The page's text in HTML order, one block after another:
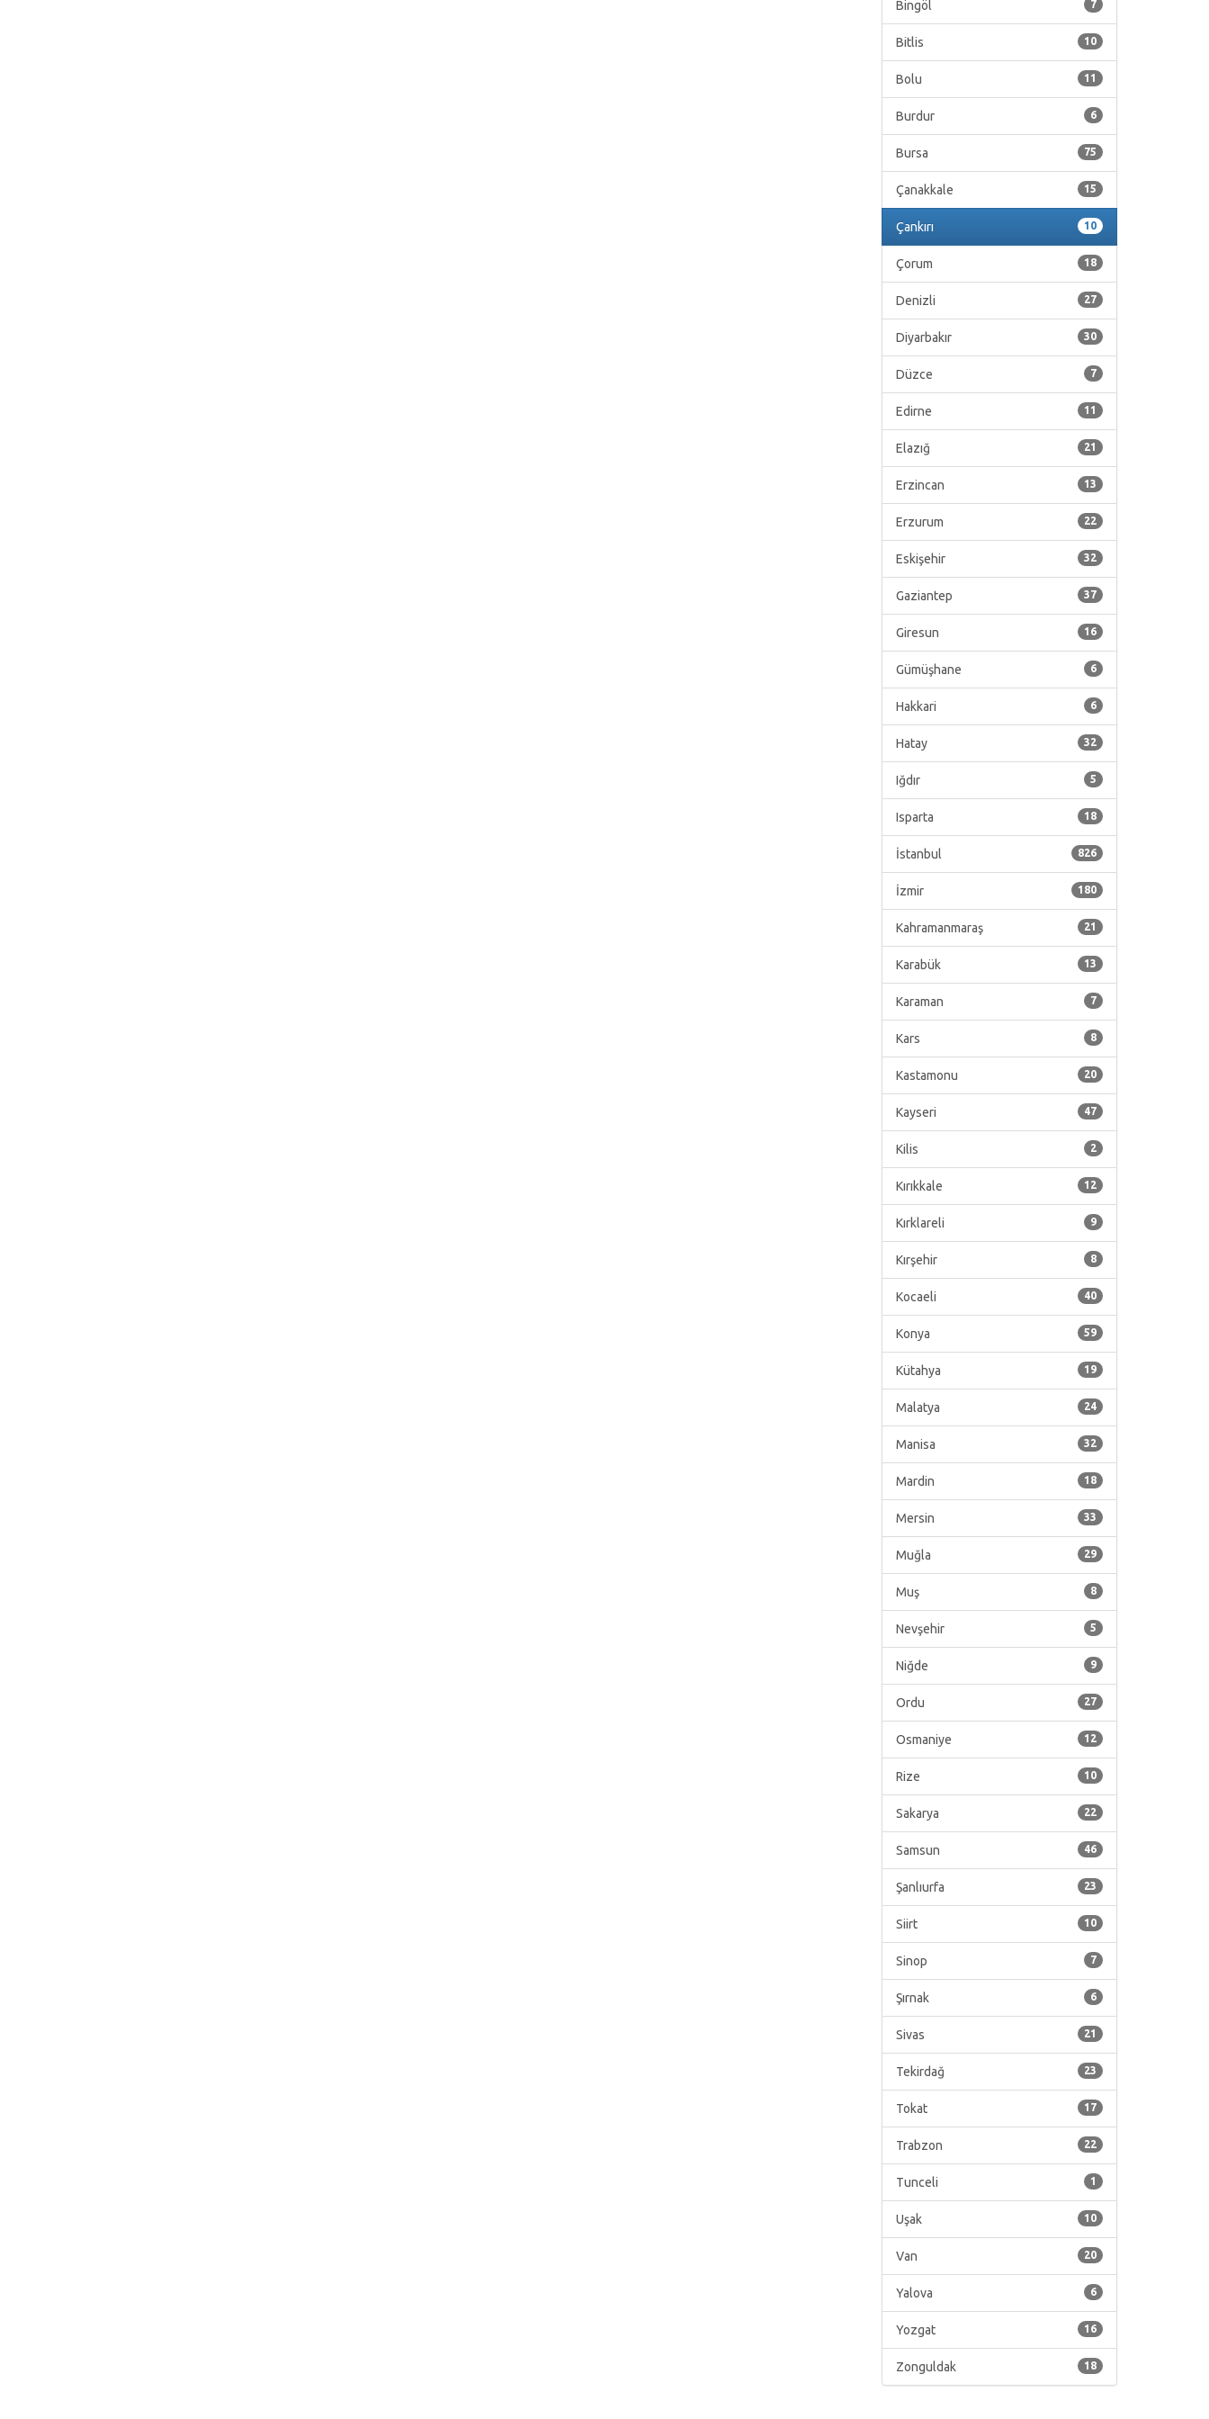
7
Bingöl
10
Bitlis
11
Bolu
6
Burdur
75
Bursa
15
Çanakkale
10
Çankırı
18
Çorum
27
Denizli
30
Diyarbakır
7
Düzce
11
Edirne
21
Elazığ
13
Erzincan
22
Erzurum
32
Eskişehir
37
Gaziantep
16
Giresun
6
Gümüşhane
6
Hakkari
32
Hatay
5
Iğdır
18
Isparta
826
İstanbul
180
İzmir
21
Kahramanmaraş
13
Karabük
7
Karaman
8
Kars
20
Kastamonu
47
Kayseri
2
Kilis
12
Kırıkkale
9
Kırklareli
8
Kırşehir
40
Kocaeli
59
Konya
19
Kütahya
24
Malatya
32
Manisa
18
Mardin
33
Mersin
29
Muğla
8
Muş
5
Nevşehir
9
Niğde
27
Ordu
12
Osmaniye
10
Rize
22
Sakarya
46
Samsun
23
Şanlıurfa
10
Siirt
7
Sinop
6
Şırnak
21
Sivas
23
Tekirdağ
17
Tokat
22
Trabzon
1
Tunceli
10
Uşak
20
Van
6
Yalova
16
Yozgat
18
Zonguldak